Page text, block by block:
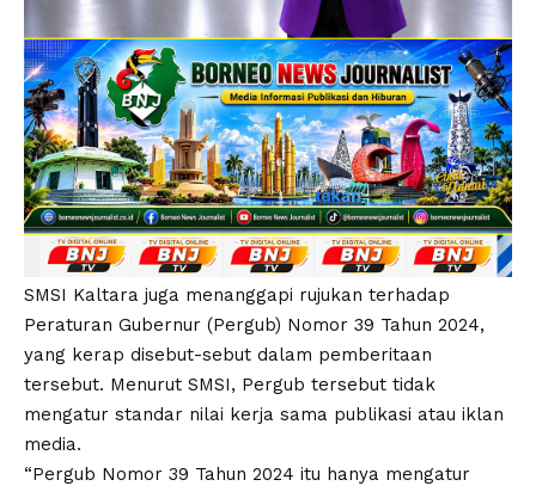
SMSI Kaltara juga menanggapi rujukan terhadap
Peraturan Gubernur (Pergub) Nomor 39 Tahun 2024,
yang kerap disebut-sebut dalam pemberitaan
tersebut. Menurut SMSI, Pergub tersebut tidak
mengatur standar nilai kerja sama publikasi atau iklan
media.
“Pergub Nomor 39 Tahun 2024 itu hanya mengatur